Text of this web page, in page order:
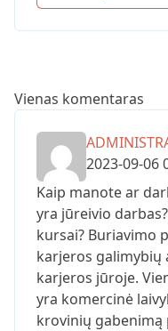
Vienas komentaras
2023-09-06
Kaip manote ar
yra jūreivio
kursai? Buriavimo
karjeros galimybių
karjeros jūroje.
yra komercinė
krovinių gabenimą